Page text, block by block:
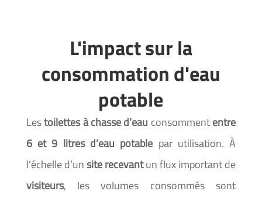
L'impact sur la
consommation d'eau
potable
Lestoilettes à chasse d’eau consommententre
6 et 9 litres d’eau potable par utilisation. À
l’échelle d’un siterecevantun flux important de
visiteurs, les volumes consommés sont